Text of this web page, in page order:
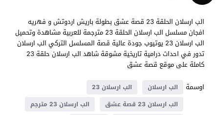
الب ارسلان الحلقة 23 قصة عشق بطولة باريش اردوتش و فهريه
افجان مسلسل الب ارسلان الحلقة 23 مترجمة للعربية مشاهدة وتحميل
الب ارسلان 23 يوتيوب جودة عالية قصة المسلسل التركي الب ارسلان
تدور في احداث درامية تاريخية مشوقة شاهد الب ارسلان حلقة 23
كاملة على موقع قصة عشق
اوسمة
الب ارسلان
الب ارسلان 23
الب ارسلان 23 قصة عشق
الب ارسلان 23 مترجم